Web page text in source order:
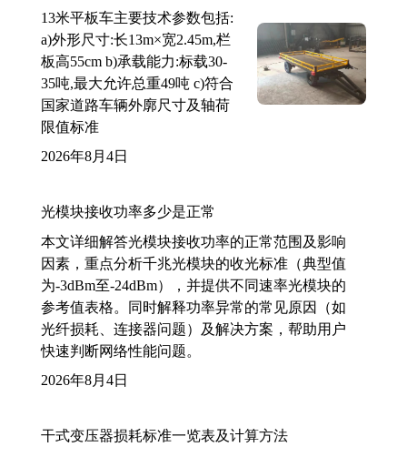
13米平板车主要技术参数包括:
a)外形尺寸:长13m×宽2.45m,栏
板高55cm b)承载能力:标载30-
35吨,最大允许总重49吨 c)符合
国家道路车辆外廓尺寸及轴荷
限值标准
2026年8月4日
光模块接收功率多少是正常
本文详细解答光模块接收功率的正常范围及影响
因素，重点分析千兆光模块的收光标准（典型值
为-3dBm至-24dBm），并提供不同速率光模块的
参考值表格。同时解释功率异常的常见原因（如
光纤损耗、连接器问题）及解决方案，帮助用户
快速判断网络性能问题。
2026年8月4日
干式变压器损耗标准一览表及计算方法